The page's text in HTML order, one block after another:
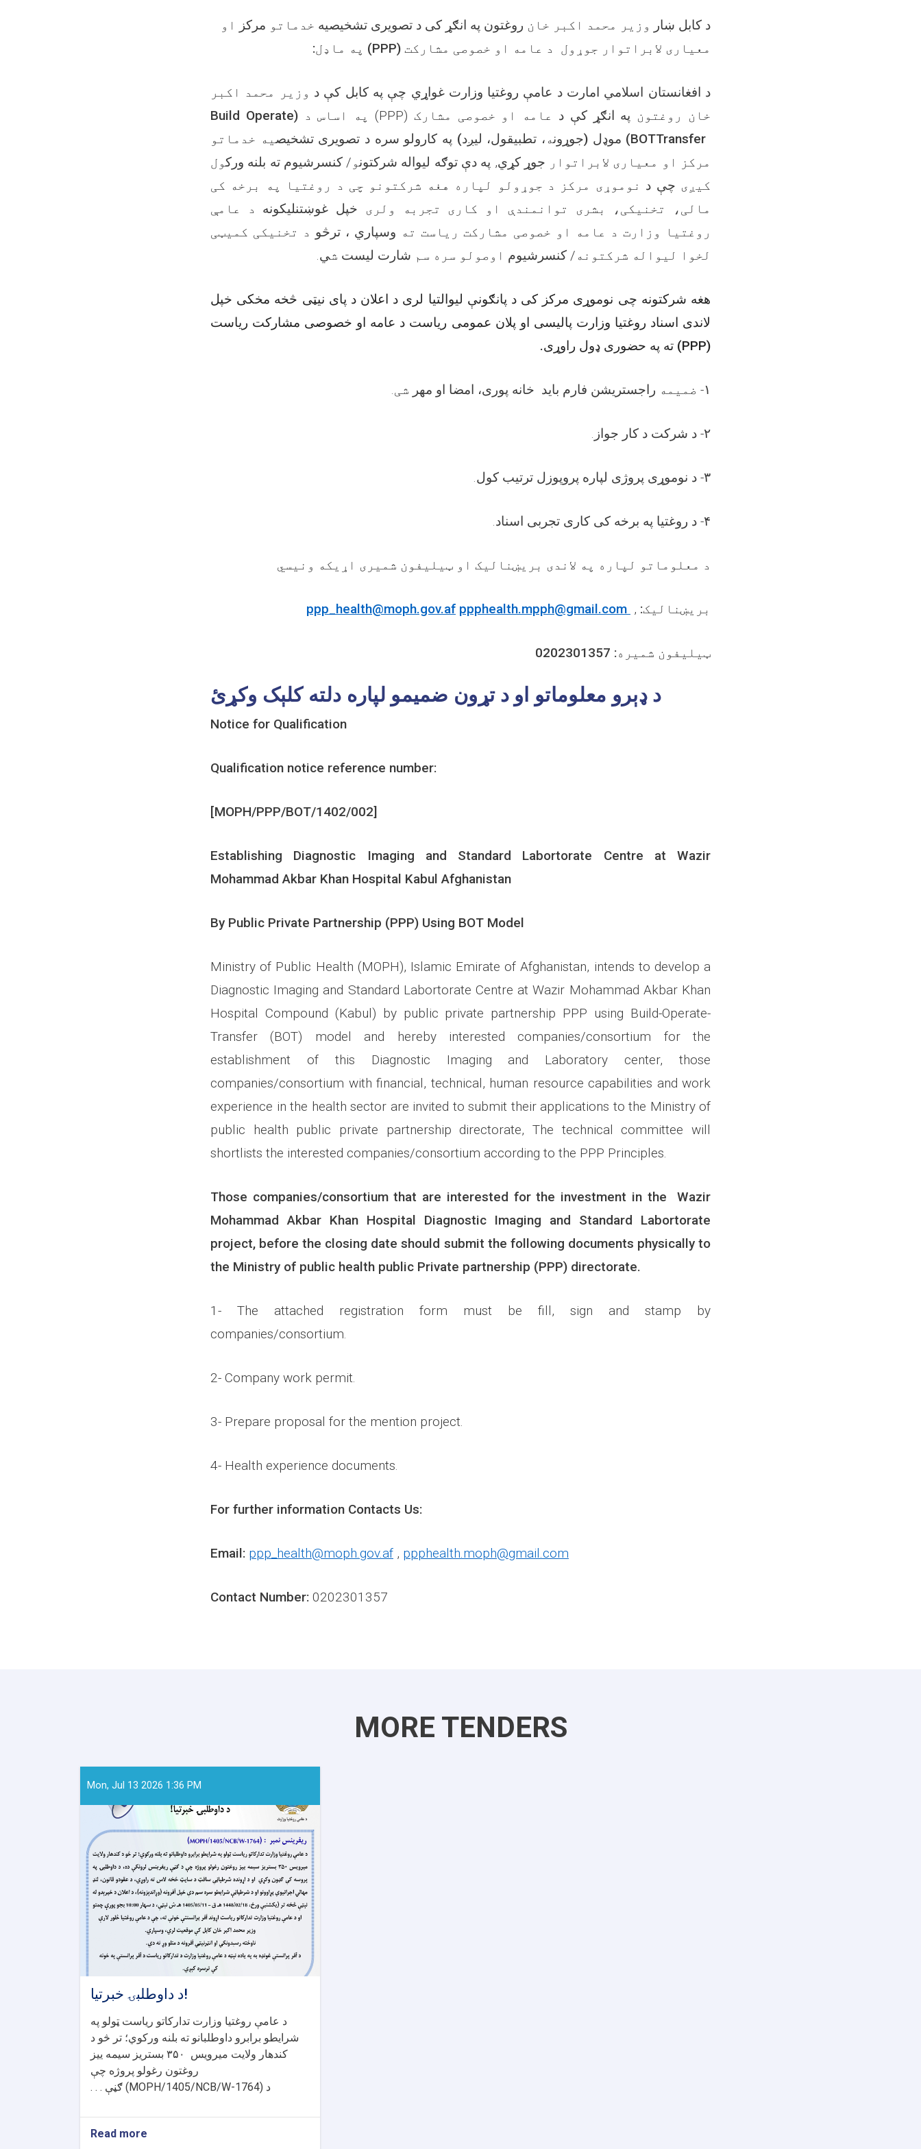
د کابل ښار وزیر محمد اکبر خان روغتون په انګړ کی د تصویری تشخیصیه خدماتو مرکز
او
معیاری لابراتوار جوړول د عامه او خصوصی مشارکت (PPP) په ماډل:
د افغانستان اسلامي امارت د عامې روغتیا وزارت غواړي چې په کابل کې د وزیر محمد اکبر
خان روغتون په انګړ کې د عامه او خصوصی مشارک (
PPP
) په اساس د(
Build Operate
Transfer
BOT) موډل (جوړونه ، تطبیقول، لیږد) په کارولو سره د تصویری تشخیصیه خدماتو
مرکز او معیاری لابراتوار جوړ کړي, په دې توګه لیواله شرکتونو / کنسرشیوم ته بلنه ورکول
کیږی چې د نوموړی مرکز د جوړولو لپاره هغه شرکتونو چی د روغتیا په برخه کی
مالی، تخنیکی، بشری توانمندې او کاری تجربه ولری
خپل غوښتنلیکونه د عامې
روغتیا وزارت د عامه او خصوصی مشارکت ریاست ته وسپاري ، ترڅو د تخنیکی کمیټی
لخوا لیواله شرکتونه/ کنسرشیوم اوصولو سره سم شارت لیست شي.
هغه شرکتونه چی نوموړی مرکز کی د پانګونې لیوالتیا لری د اعلان د پای نیټی څخه مخکی خپل
لاندی اسناد روغتیا وزارت پالیسی او پلان عمومی ریاست د عامه او خصوصی مشارکت ریاست
(
PPP) ته په حضوری ډول راوړی.
۱- ضمیمه راجستریشن فارم باید خانه پوری، امضا او مهر شی.
۲- د شرکت د کار جواز.
۳- د نوموړی پروژی لپاره پروپوزل ترتیب کول.
۴- د روغتیا په برخه کی کاری تجربی اسناد.
د معلوماتو لپاره په لاندی بریښنالیک او ټیلیفون شمیری اړیکه ونیسي
بریښنالیک: ,
ppphealth.mpph@gmail.com
ppp_health@moph.gov.af
ټیلیفون شمیره: 0202301357
د ډېرو معلوماتو او د تړون ضميمو لپاره دلته کلېک وکړئ
Notice for Qualification
Qualification notice reference number:
[MOPH/PPP/BOT/1402/002]
Establishing Diagnostic Imaging and Standard Labortorate Centre at Wazir
Mohammad Akbar Khan Hospital Kabul Afghanistan
By Public Private Partnership (PPP) Using BOT Model
Ministry of Public Health (MOPH), Islamic Emirate of Afghanistan, intends to develop a
Diagnostic Imaging and Standard Labortorate Centre at Wazir Mohammad Akbar Khan
Hospital Compound (Kabul) by public private partnership PPP using Build-Operate-
Transfer (BOT) model and hereby interested companies/consortium for the
establishment of this Diagnostic Imaging and Laboratory center, those
companies/consortium with financial, technical, human resource capabilities and work
experience in the health sector are invited to submit their applications to the Ministry of
public health public private partnership directorate, The technical committee will
shortlists the interested companies/consortium according to the PPP Principles.
Those companies/consortiumthat are interested for the investment in the
Wazir
Mohammad Akbar Khan Hospital
Diagnostic Imaging and Standard Labortorate
project, before the closing date should submit the following documents physically to
the Ministry of public health public Private partnership (PPP) directorate.
1- The attached registration form must be fill, sign and stamp by
companies/consortium.
2- Company work permit.
3- Prepare proposal for the mention project.
4- Health experience documents.
For further information Contacts Us:
Email: ppp_health@moph.gov.af , ppphealth.moph@gmail.com
Contact Number: 0202301357
MORE TENDERS
Mon, Jul 13 2026 1:36 PM
د داوطلبۍ خبرتیا!
د عامې روغتیا وزارت تدارکاتو ریاست ټولو په
شرایطو برابرو داوطلبانو ته بلنه ورکوي؛ تر څو د
کندهار ولایت میرویس
۳۵۰ بستریز سیمه ییز
روغتون رغولو پروژه چې
د (MOPH/1405/NCB/W-1764) ګڼې . . .
Read more